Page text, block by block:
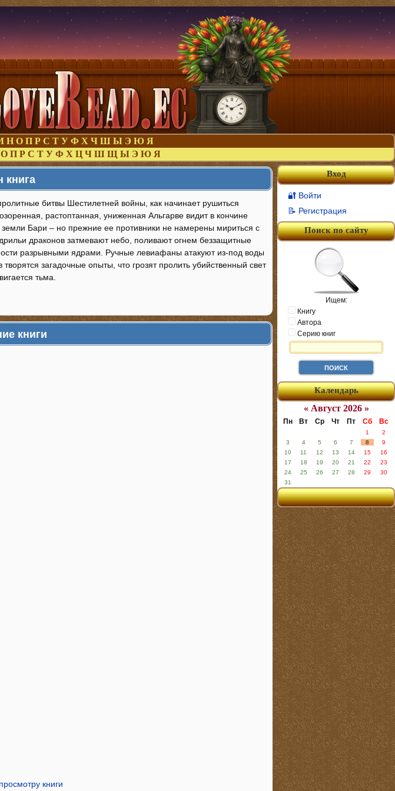
Н О П Р С Т У Ф Х Ч Ш Ы Э Ю Я
О П Р С Т У Ф Х Ц Ч Ш Щ Ы Э Ю Я
книга
битвы Шестилетней войны, как начинает рушиться
растоптанная, униженная Альгарве видит в кончине
земли Бари – но прежние ее противники не намерены мириться с
драконов затмевают небо, поливают огнем беззащитные
разрывными ядрами. Ручные левиафаны атакуют из-под воды
загадочные опыты, что грозят пролить убийственный свет
тьма.
книги
книги
Вход
🔐 Войти
📝 Регистрация
Поиск по сайту
Ищем:
Книгу
Автора
Серию книг
Календарь
« Август 2026 »
Пн Вт Ср Чт Пт Сб Вс
1
2
3
4 5 6 7 8
9
10
11 12 13 14 15
16
17
18 19 20 21 22
23
24
25 26 27 28 29
30
31